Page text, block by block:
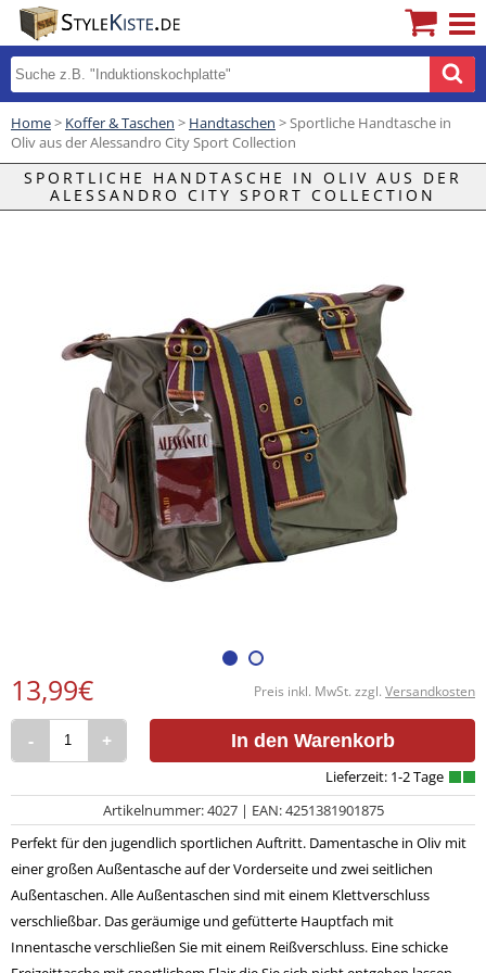
Home> Koffer & Taschen > Handtaschen > Sportliche Handtasche in
Oliv aus der Alessandro City Sport Collection
SPORTLICHE HANDTASCHE IN OLIV AUS DER
ALESSANDRO CITY SPORT COLLECTION
Preis inkl. MwSt. zzgl. Versandkosten
13,99€
- + In den Warenkorb
Artikelnummer: 4027 | EAN: 4251381901875
Perfekt für den jugendlich sportlichen Auftritt. Damentasche in Oliv mit
einer großen Außentasche auf der Vorderseite und zwei seitlichen
Außentaschen. Alle Außentaschen sind mit einem Klettverschluss
verschließbar. Das geräumige und gefütterte Hauptfach mit
Innentasche verschließen Sie mit einem Reißverschluss. Eine schicke